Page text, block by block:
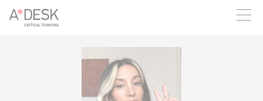
crees también en A*DESK seguimos necesitándote para poder
seguir adelante. Ahora puedes participar del proyecto y
apoyarlo.